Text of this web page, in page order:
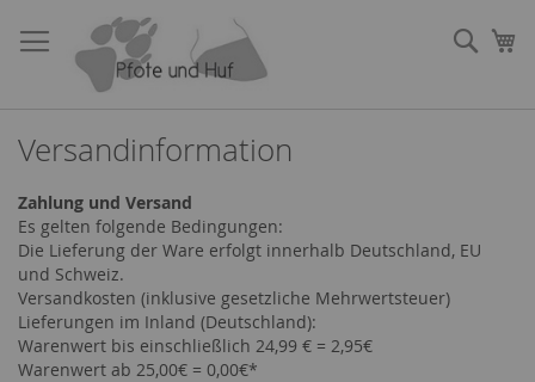
zum
Inhalt
Versandinformation
Zahlung und Versand
Es gelten folgende Bedingungen:
Die Lieferung der Ware erfolgt innerhalb Deutschland, EU
und Schweiz.
Versandkosten (inklusive gesetzliche Mehrwertsteuer)
Lieferungen im Inland (Deutschland):
Warenwert bis einschließlich 24,99 € = 2,95€
Warenwert ab 25,00€ = 0,00€*